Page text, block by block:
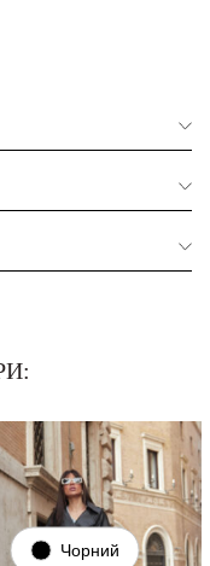
Чорний